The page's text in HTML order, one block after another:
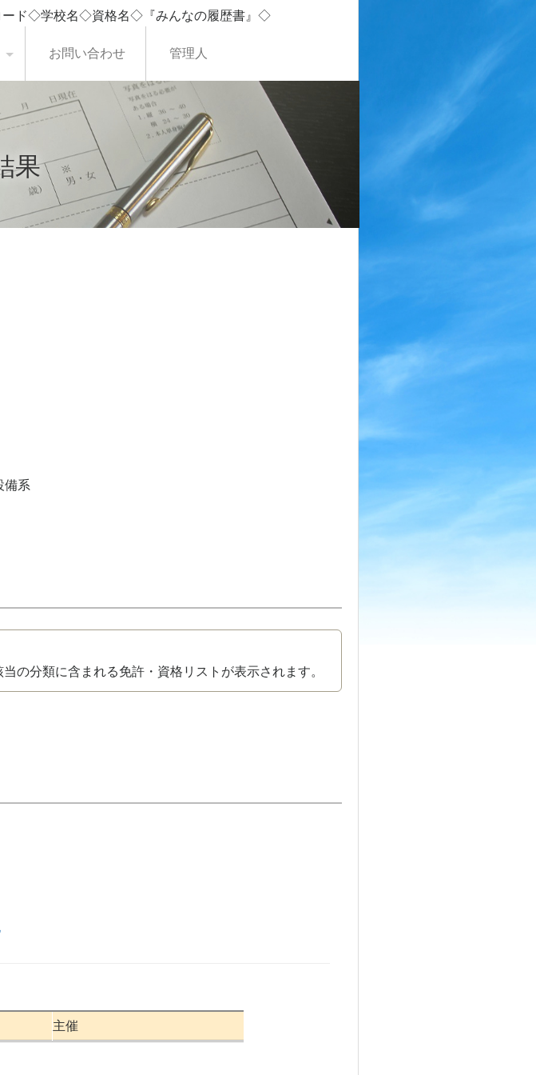
ド◇学校名◇資格名◇『みんなの履歴書』◇
お問い合わせ 管理人
果
備系
の分類に含まれる免許・資格リストが表示されます。
主催